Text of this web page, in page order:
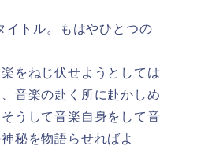
イトル。もはやひとつの
をねじ伏せようとしては
音楽の赴く所に赴かしめ
うして音楽自身をして音
秘を物語らせればよ